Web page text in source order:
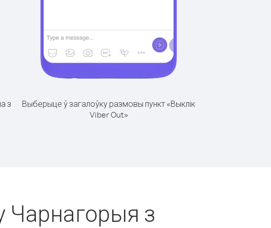
з
Выберыце ў загалоўку размовы пункт «Выклік
Viber Out»
Чарнагорыя з